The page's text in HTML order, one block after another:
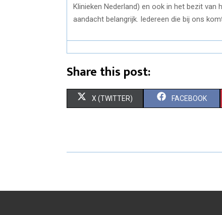
Klinieken Nederland) en ook in het bezit van
aandacht belangrijk. Iedereen die bij ons
Share this post:
S
R
X (TWITTER) S
R
FACEBOOK